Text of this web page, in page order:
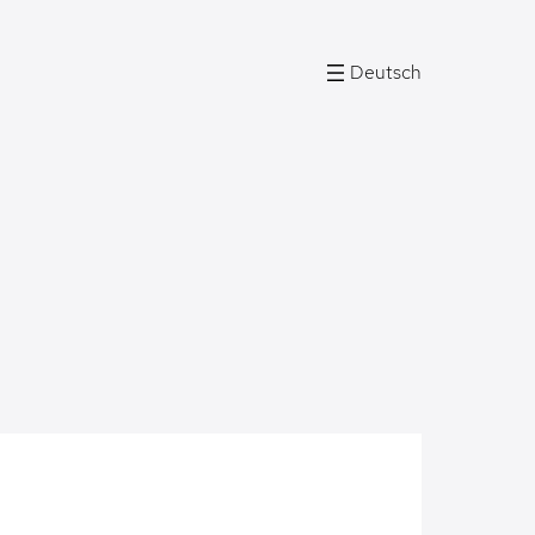
Deutsch